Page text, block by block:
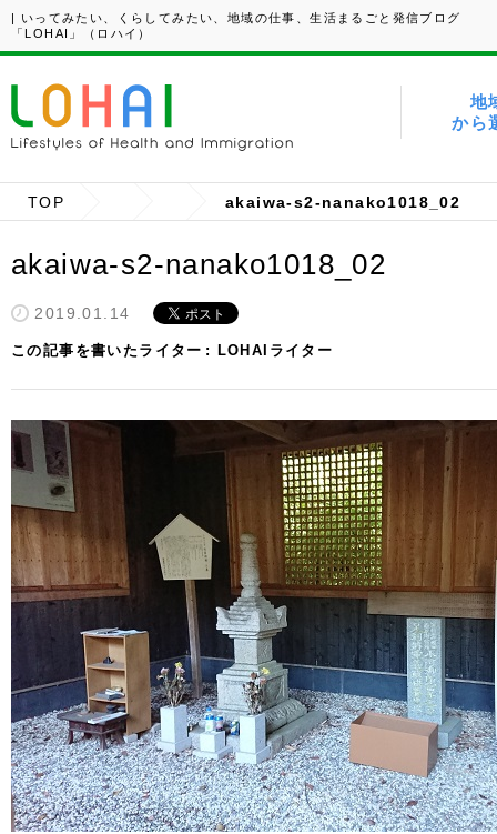
| いってみたい、くらしてみたい、地域の仕事、生活まるごと発信ブログ
「LOHAI」（ロハイ）
地
から
TOP akaiwa-s2-nanako1018_02
akaiwa-s2-nanako1018_02
2019.01.14
この記事を書いたライター LOHAIライター